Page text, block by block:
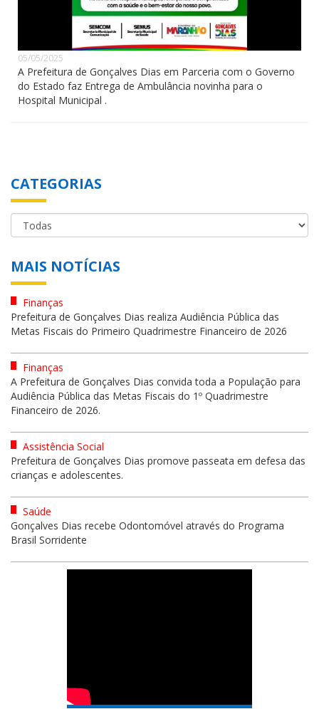
05/05/2025
A Prefeitura de Gonçalves Dias em Parceria com o Governo
do Estado faz Entrega de Ambulância novinha para o
Hospital Municipal .
CATEGORIAS
MAIS NOTÍCIAS
Finanças
Prefeitura de Gonçalves Dias realiza Audiência Pública das
Metas Fiscais do Primeiro Quadrimestre Financeiro de 2026
Finanças
A Prefeitura de Gonçalves Dias convida toda a População para
Audiência Pública das Metas Fiscais do 1º Quadrimestre
Financeiro de 2026.
Assistência Social
Prefeitura de Gonçalves Dias promove passeata em defesa das
crianças e adolescentes.
Saúde
Gonçalves Dias recebe Odontomóvel através do Programa
Brasil Sorridente